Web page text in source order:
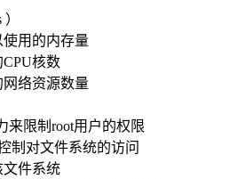
用的内存量
核数
络资源数量
来限制root用户的权限
制对文件系统的访问
文件系统